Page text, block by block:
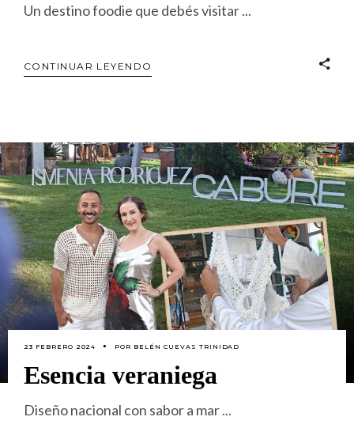
Un destino foodie que debés visitar
CONTINUAR LEYENDO
23 FEBRERO 2024 POR BELÉN CUEVAS TRINIDAD
Esencia veraniega
Diseño nacional con sabor a mar